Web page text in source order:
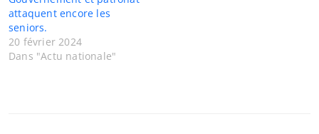
attaquent encore les
seniors.
20 février 2024
Dans "Actu nationale"